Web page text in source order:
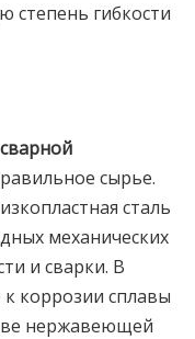
степень гибкости
сварной
сырье.
сталь
механических
и сварки. В
к коррозии сплавы
нержавеющей